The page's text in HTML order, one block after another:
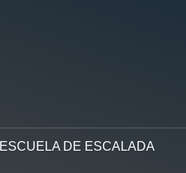
ESCUELA DE ESCALADA